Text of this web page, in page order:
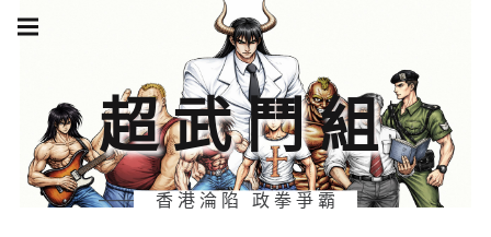
Skip
超武鬥組
香港淪陷 政拳爭霸
navigation